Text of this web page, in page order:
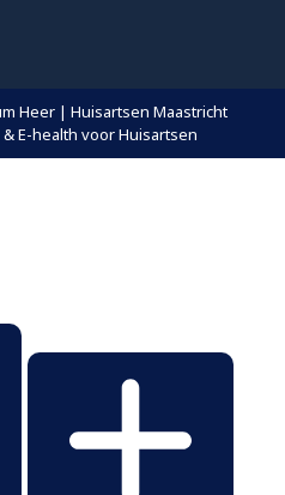
Heer | Huisartsen Maastricht
E-health voor Huisartsen